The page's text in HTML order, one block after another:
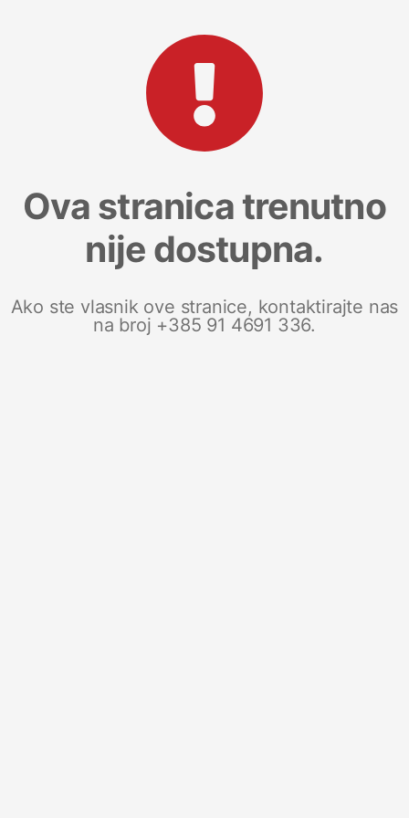
Ova stranica trenutno
nije dostupna.
Ako ste vlasnik ove stranice, kontaktirajte nas
na broj +385 91 4691 336.